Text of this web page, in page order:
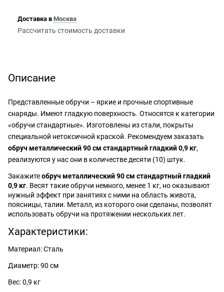
Доставка в Москва
Рассчитать стоимость доставки
Описание
Представленные обручи – яркие и прочные спортивные
снаряды. Имеют гладкую поверхность. Относятся к категории
«обручи стандартные». Изготовлены из стали, покрыты
специальной нетоксичной краской. Рекомендуем заказать
обруч металлический 90 см стандартный гладкий 0,9 кг,
реализуются у нас они в количестве десяти (10) штук.
Закажитеобруч металлический 90 см стандартный гладкий
0,9 кг. Весят такие обручи немного, менее 1 кг, но оказывают
нужный эффект при занятиях с ними на область живота,
поясницы, талии. Металл, из которого они сделаны, позволят
использовать обручи на протяжении нескольких лет.
Характеристики:
Материал: Сталь
Диаметр: 90 см
Вес: 0,9 кг